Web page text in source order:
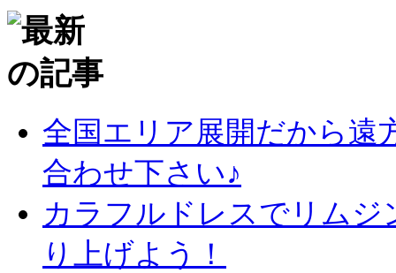
全国エリア展開だから遠
合わせ下さい♪
カラフルドレスでリムジ
り上げよう！